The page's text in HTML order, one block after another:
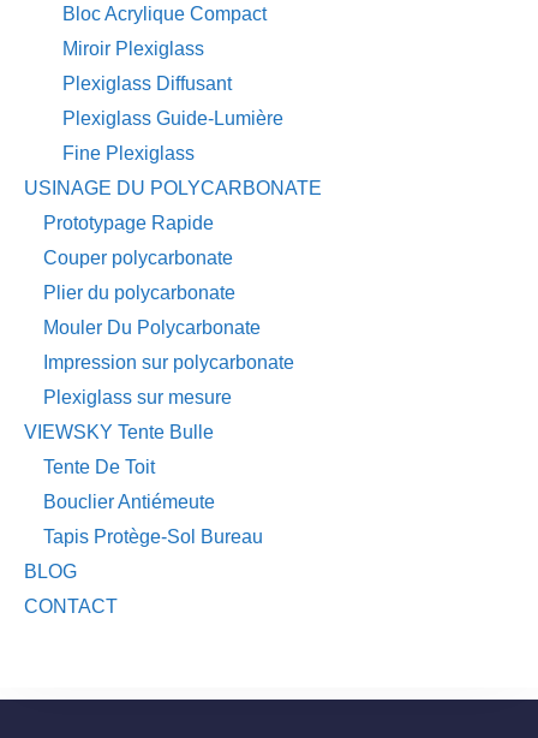
Bloc Acrylique Compact
Miroir Plexiglass
Plexiglass Diffusant
Plexiglass Guide-Lumière
Fine Plexiglass
USINAGE DU POLYCARBONATE
Prototypage Rapide
Couper polycarbonate
Plier du polycarbonate
Mouler Du Polycarbonate
Impression sur polycarbonate
Plexiglass sur mesure
VIEWSKY Tente Bulle
Tente De Toit
Bouclier Antiémeute
Tapis Protège-Sol Bureau
BLOG
CONTACT